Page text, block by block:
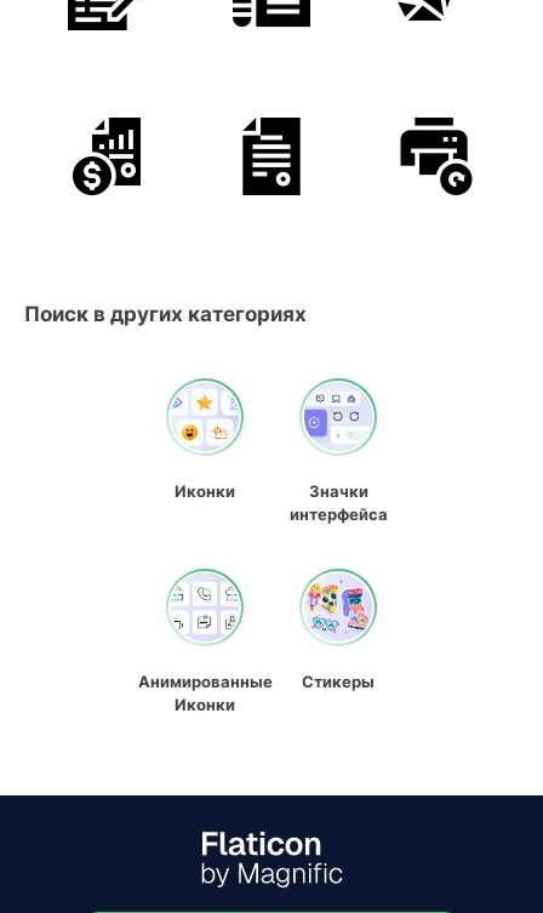
Поиск в других категориях
Иконки
Значки
интерфейса
Анимированные
Иконки
Стикеры